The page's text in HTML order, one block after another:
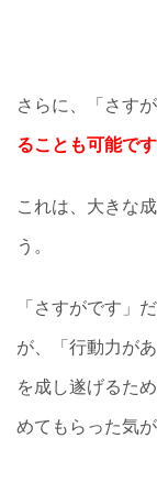
さらに、「さす
ることも可能です
これは、大きな
う。
「さすがです」
が、「行動力が
を成し遂げるた
めてもらった気